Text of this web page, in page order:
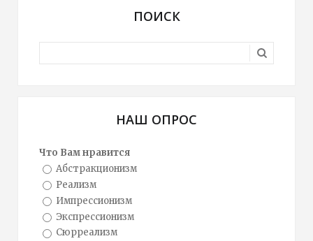
ПОИСК
НАШ ОПРОС
Что Вам нравится
Абстракционизм
Реализм
Импрессионизм
Экспрессионизм
Сюрреализм